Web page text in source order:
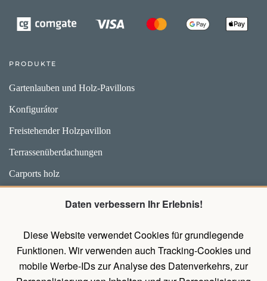
Daten verbessern Ihr Erlebnis!
Diese Website verwendet Cookies für grundlegende
Funktionen. Wir verwenden auch Tracking-Cookies und
mobile Werbe-IDs zur Analyse des Datenverkehrs, zur
PRODUKTE
Gartenlauben und Holz-Pavillons
Konfigurátor
Freistehender Holzpavillon
Terrassenüberdachungen
Carports holz
Pavillons mit Wänden